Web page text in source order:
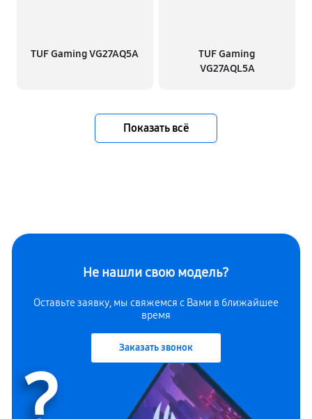
TUF Gaming VG27AQ5A
TUF Gaming
VG27AQL5A
Показать всё
Не нашли свою модель?
Оставьте заявку, мы свяжемся с Вами в ближайшее
время
Заказать звонок